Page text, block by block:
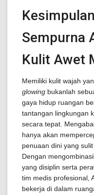
Sempurna
Kulit Awet
Memiliki kulit wajah
glowing bukanlah
gaya hidup ruangan
tantangan lingkungan
secara tepat.
hanya akan
penuaan dini yang
Dengan
yang disiplin serta
tim medis profesional,
bekerja di dalam